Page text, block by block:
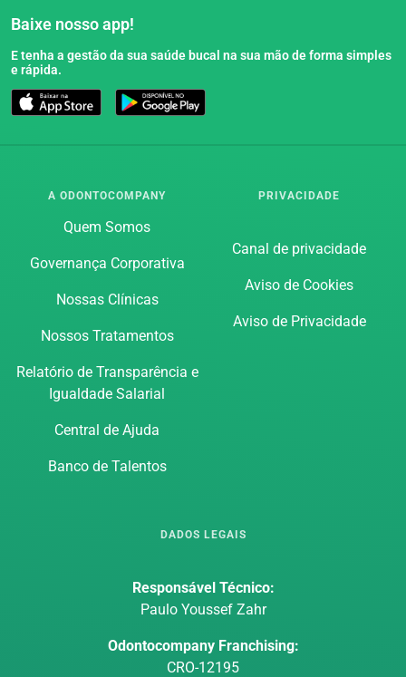
Baixe nosso app!
E tenha a gestão da sua saúde bucal na sua mão de forma simples
e rápida.
A ODONTOCOMPANY
Quem Somos
Governança Corporativa
Nossas Clínicas
Nossos Tratamentos
Relatório de Transparência e
Igualdade Salarial
Central de Ajuda
Banco de Talentos
PRIVACIDADE
Canal de privacidade
Aviso de Cookies
Aviso de Privacidade
DADOS LEGAIS
Responsável Técnico:
Paulo Youssef Zahr
Odontocompany Franchising:
CRO-12195